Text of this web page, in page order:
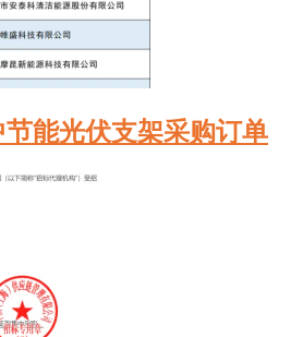
节能光伏支架采购订单